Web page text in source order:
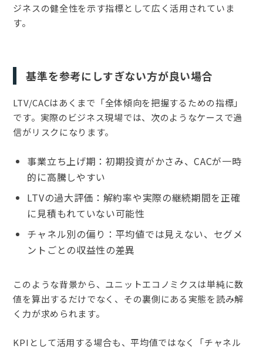
ジネスの健全性を示す指標として広く活用されていま
す。
基準を参考にしすぎない方が良い場合
LTV/CACはあくまで「全体傾向を把握するための指標」
です。実際のビジネス現場では、次のようなケースで過
信がリスクになります。
事業立ち上げ期：初期投資がかさみ、CACが一時
的に高騰しやすい
LTVの過大評価：解約率や実際の継続期間を正確
に見積もれていない可能性
チャネル別の偏り：平均値では見えない、セグメ
ントごとの収益性の差異
このような背景から、ユニットエコノミクスは単純に数
値を算出するだけでなく、その裏側にある実態を読み解
く力が求められます。
KPIとして活用する場合も、平均値ではなく「チャネル